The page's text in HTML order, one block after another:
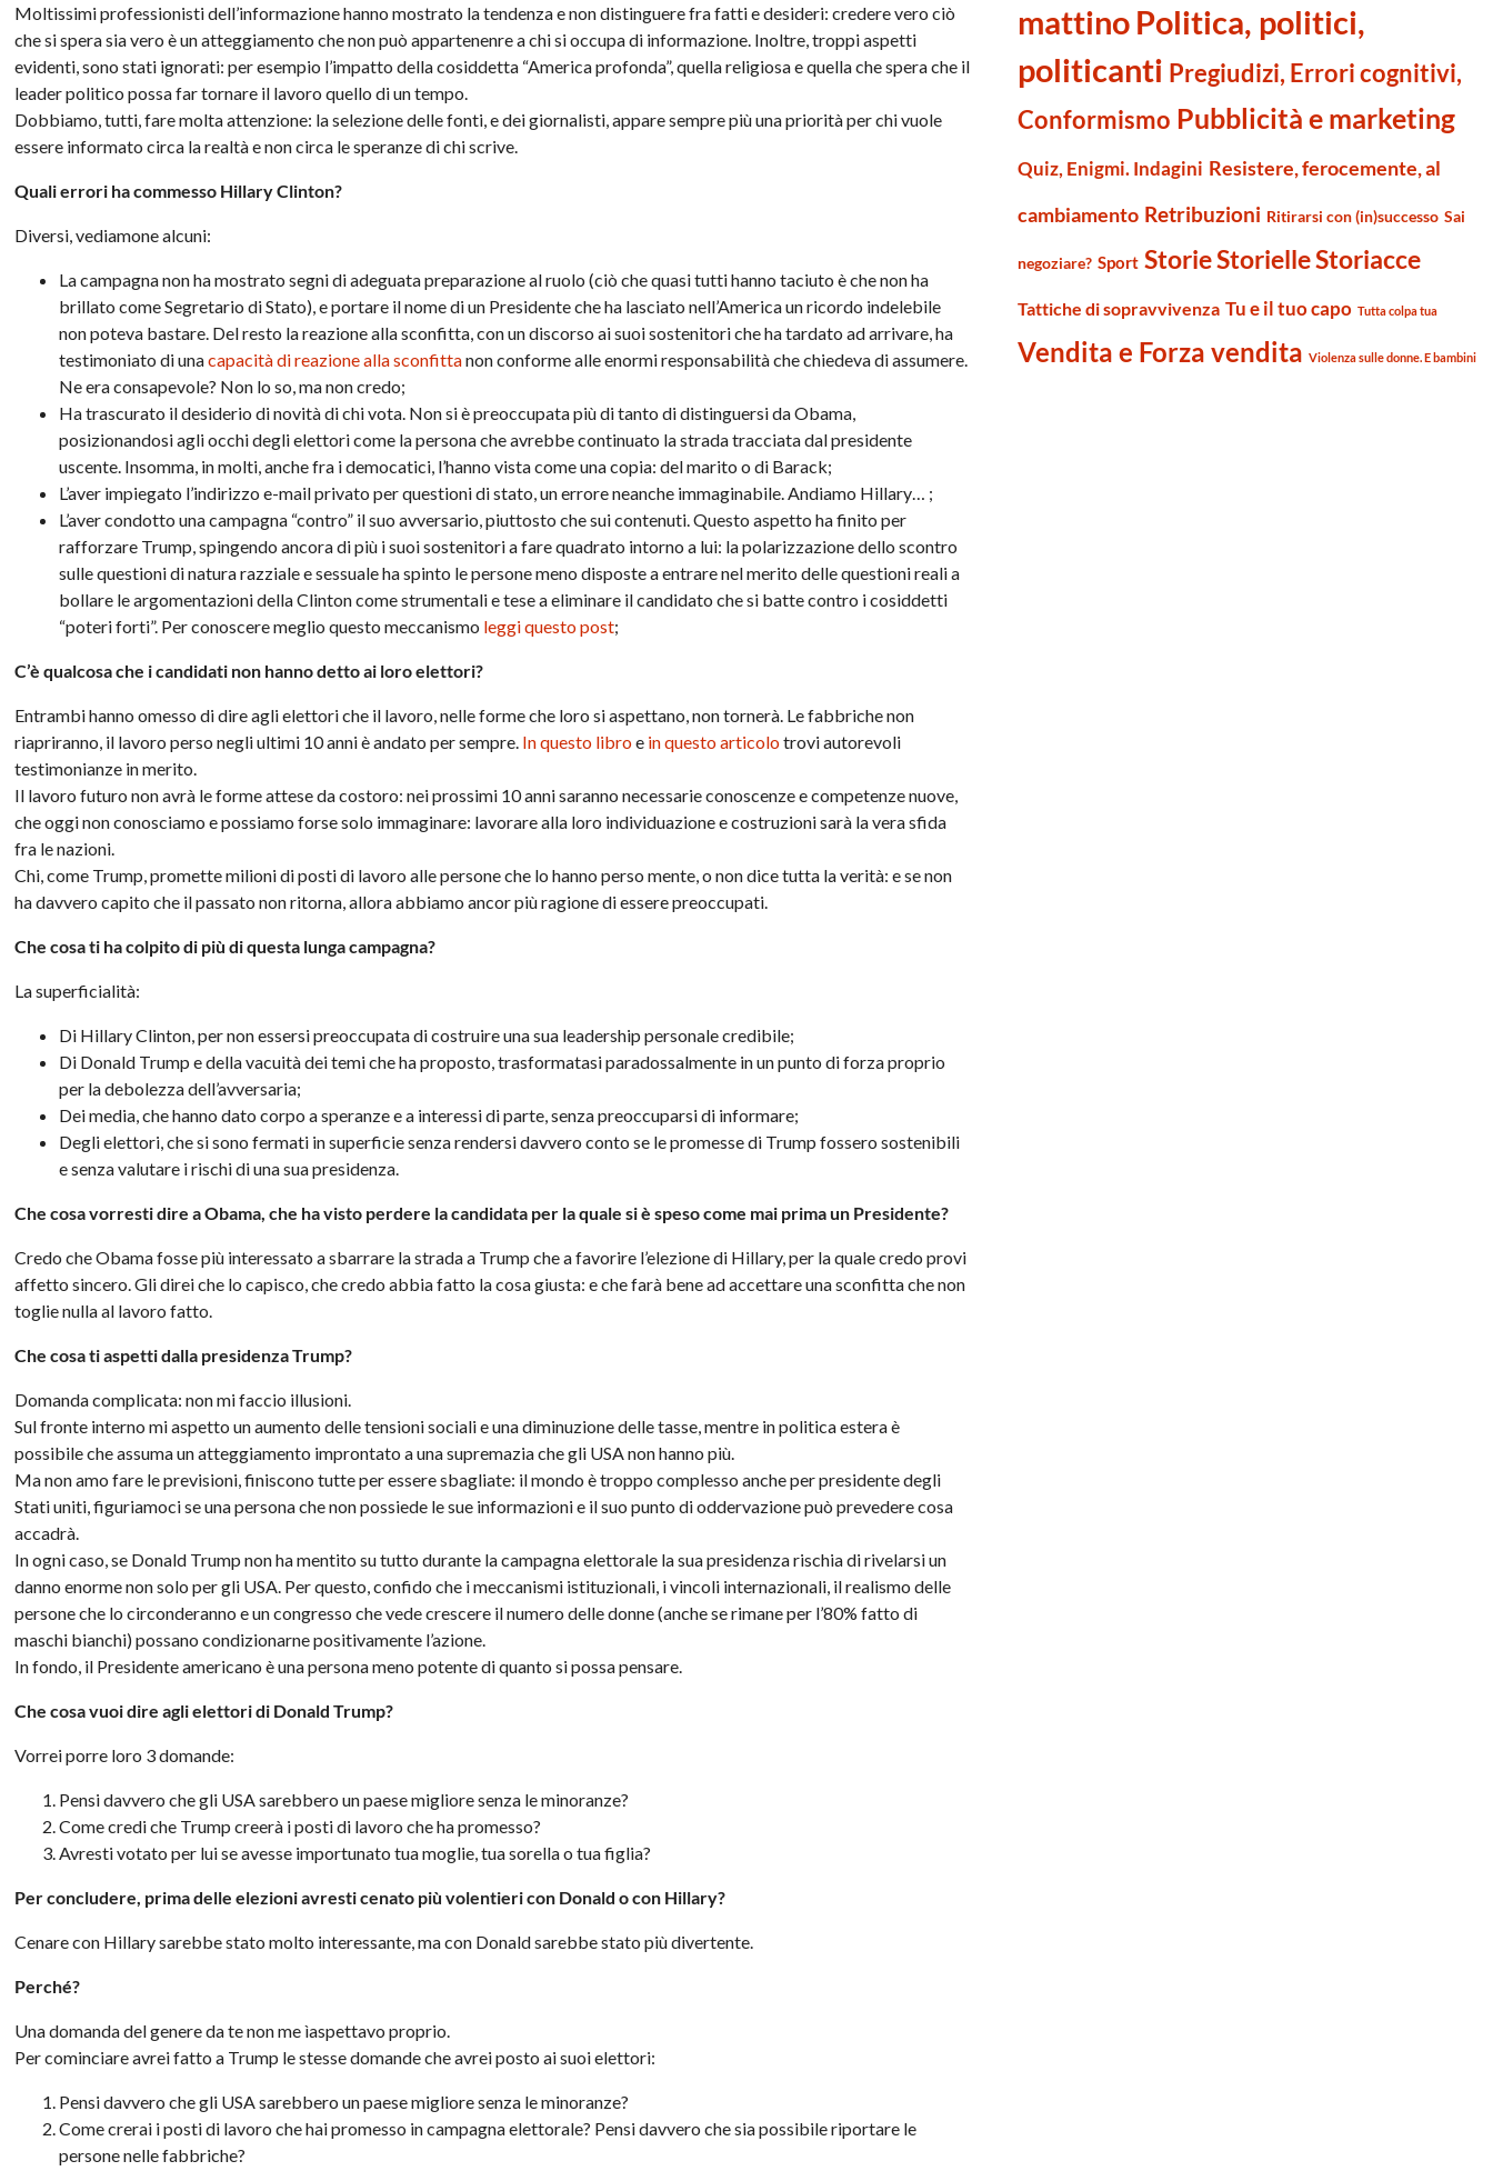
Moltissimi professionisti dell’informazione hanno mostrato la tendenza e non distinguere fra fatti e desideri: credere vero ciò
che si spera sia vero è un atteggiamento che non può appartenenre a chi si occupa di informazione. Inoltre, troppi aspetti
evidenti, sono stati ignorati: per esempio l’impatto della cosiddetta “America profonda”, quella religiosa e quella che spera che il
leader politico possa far tornare il lavoro quello di un tempo.
Dobbiamo, tutti, fare molta attenzione: la selezione delle fonti, e dei giornalisti, appare sempre più una priorità per chi vuole
essere informato circa la realtà e non circa le speranze di chi scrive.
Quali errori ha commesso Hillary Clinton?
Diversi, vediamone alcuni:
La campagna non ha mostrato segni di adeguata preparazione al ruolo (ciò che quasi tutti hanno taciuto è che non ha
brillato come Segretario di Stato), e portare il nome di un Presidente che ha lasciato nell’America un ricordo indelebile
non poteva bastare. Del resto la reazione alla sconfitta, con un discorso ai suoi sostenitori che ha tardato ad arrivare, ha
testimoniato di unacapacità di reazione alla sconfittanon conforme alle enormi responsabilità che chiedeva di assumere.
Ne era consapevole? Non lo so, ma non credo;
Ha trascurato il desiderio di novità di chi vota. Non si è preoccupata più di tanto di distinguersi da Obama,
posizionandosi agli occhi degli elettori come la persona che avrebbe continuato la strada tracciata dal presidente
uscente. Insomma, in molti, anche fra i democatici, l’hanno vista come una copia: del marito o di Barack;
L’aver impiegato l’indirizzo e-mail privato per questioni di stato, un errore neanche immaginabile. Andiamo Hillary… ;
L’aver condotto una campagna “contro” il suo avversario, piuttosto che sui contenuti. Questo aspetto ha finito per
rafforzare Trump, spingendo ancora di più i suoi sostenitori a fare quadrato intorno a lui: la polarizzazione dello scontro
sulle questioni di natura razziale e sessuale ha spinto le persone meno disposte a entrare nel merito delle questioni reali a
bollare le argomentazioni della Clinton come strumentali e tese a eliminare il candidato che si batte contro i cosiddetti
“poteri forti”. Per conoscere meglio questo meccanismo leggi questo post;
C’è qualcosa che i candidati non hanno detto ai loro elettori?
Entrambi hanno omesso di dire agli elettori che il lavoro, nelle forme che loro si aspettano, non tornerà. Le fabbriche non
riapriranno, il lavoro perso negli ultimi 10 anni è andato per sempre. In questo libroe in questo articolotrovi autorevoli
testimonianze in merito.
Il lavoro futuro non avrà le forme attese da costoro: nei prossimi 10 anni saranno necessarie conoscenze e competenze nuove,
che oggi non conosciamo e possiamo forse solo immaginare: lavorare alla loro individuazione e costruzioni sarà la vera sfida
fra le nazioni.
Chi, come Trump, promette milioni di posti di lavoro alle persone che lo hanno perso mente, o non dice tutta la verità: e se non
ha davvero capito che il passato non ritorna, allora abbiamo ancor più ragione di essere preoccupati.
Che cosa ti ha colpito di più di questa lunga campagna?
La superficialità:
Di Hillary Clinton, per non essersi preoccupata di costruire una sua leadership personale credibile;
Di Donald Trump e della vacuità dei temi che ha proposto, trasformatasi paradossalmente in un punto di forza proprio
per la debolezza dell’avversaria;
Dei media, che hanno dato corpo a speranze e a interessi di parte, senza preoccuparsi di informare;
Degli elettori, che si sono fermati in superficie senza rendersi davvero conto se le promesse di Trump fossero sostenibili
e senza valutare i rischi di una sua presidenza.
Che cosa vorresti dire a Obama, che ha visto perdere la candidata per la quale si è speso come mai prima un Presidente?
Credo che Obama fosse più interessato a sbarrare la strada a Trump che a favorire l’elezione di Hillary, per la quale credo provi
affetto sincero. Gli direi che lo capisco, che credo abbia fatto la cosa giusta: e che farà bene ad accettare una sconfitta che non
toglie nulla al lavoro fatto.
Che cosa ti aspetti dalla presidenza Trump?
Domanda complicata: non mi faccio illusioni.
Sul fronte interno mi aspetto un aumento delle tensioni sociali e una diminuzione delle tasse, mentre in politica estera è
possibile che assuma un atteggiamento improntato a una supremazia che gli USA non hanno più.
Ma non amo fare le previsioni, finiscono tutte per essere sbagliate: il mondo è troppo complesso anche per presidente degli
Stati uniti, figuriamoci se una persona che non possiede le sue informazioni e il suo punto di oddervazione può prevedere cosa
accadrà.
In ogni caso, se Donald Trump non ha mentito su tutto durante la campagna elettorale la sua presidenza rischia di rivelarsi un
danno enorme non solo per gli USA. Per questo, confido che i meccanismi istituzionali, i vincoli internazionali, il realismo delle
persone che lo circonderanno e un congresso che vede crescere il numero delle donne (anche se rimane per l’80% fatto di
maschi bianchi) possano condizionarne positivamente l’azione.
In fondo, il Presidente americano è una persona meno potente di quanto si possa pensare.
Che cosa vuoi dire agli elettori di Donald Trump?
Vorrei porre loro 3 domande:
Pensi davvero che gli USA sarebbero un paese migliore senza le minoranze?
Come credi che Trump creerà i posti di lavoro che ha promesso?
Avresti votato per lui se avesse importunato tua moglie, tua sorella o tua figlia?
Per concludere, prima delle elezioni avresti cenato più volentieri con Donald o con Hillary?
Cenare con Hillary sarebbe stato molto interessante, ma con Donald sarebbe stato più divertente.
Perché?
Una domanda del genere da te non me ìaspettavo proprio.
Per cominciare avrei fatto a Trump le stesse domande che avrei posto ai suoi elettori:
Pensi davvero che gli USA sarebbero un paese migliore senza le minoranze?
Come crerai i posti di lavoro che hai promesso in campagna elettorale? Pensi davvero che sia possibile riportare le
persone nelle fabbriche?
mattino Politica, politici,
politicanti Pregiudizi, Errori cognitivi,
Conformismo Pubblicità e marketing
Quiz, Enigmi. Indagini Resistere, ferocemente, al
cambiamento Retribuzioni Ritirarsi con (in)successo Sai
negoziare? Sport Storie Storielle Storiacce
Tattiche di sopravvivenza Tu e il tuo capo Tutta colpa tua
Vendita e Forza vendita Violenza sulle donne. E bambini